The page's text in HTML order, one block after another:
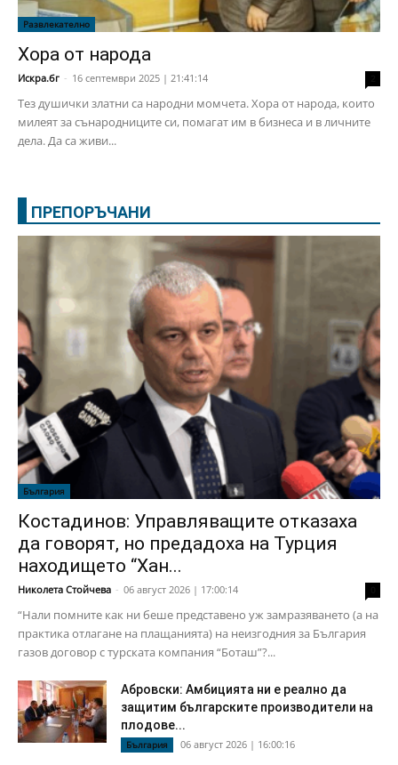
Развлекателно
Хора от народа
Искра.бг - 16 септември 2025 | 21:41:14
Тез душички златни са народни момчета. Хора от народа, които
милеят за сънародниците си, помагат им в бизнеса и в личните
дела. Да са живи...
ПРЕПОРЪЧАНИ
България
Костадинов: Управляващите отказаха
да говорят, но предадоха на Турция
находището “Хан...
Николета Стойчева - 06 август 2026 | 17:00:14
“Нали помните как ни беше представено уж замразяването (а на
практика отлагане на плащанията) на неизгодния за България
газов договор с турската компания “Боташ”?...
Абровски: Амбицията ни е реално да
защитим българските производители на
плодове...
България 06 август 2026 | 16:00:16